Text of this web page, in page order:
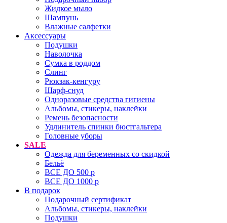
Жидкое мыло
Шампунь
Влажные салфетки
Аксессуары
Подушки
Наволочка
Сумка в роддом
Cлинг
Рюкзак-кенгуру
Шарф-снуд
Одноразовые средства гигиены
Альбомы, стикеры, наклейки
Ремень безопасности
Удлинитель спинки бюстгальтера
Головные уборы
SALE
Одежда для беременных со скидкой
Бельё
ВСЕ ДО 500 р
ВСЕ ДО 1000 р
В подарок
Подарочный сертификат
Альбомы, стикеры, наклейки
Подушки